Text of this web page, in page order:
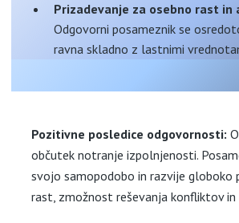
Prizadevanje za osebno rast in
Odgovorni posameznik se
ravna skladno z lastnimi
Pozitivne posledice odgovornosti:
občutek notranje izpolnjenosti.
svojo samopodobo in razvije globoko
rast, zmožnost reševanja konfliktov